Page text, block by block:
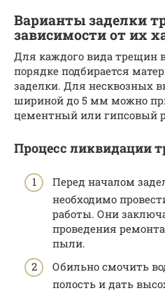
Варианты заделки
зависимости от их
Для каждого вида трещин
порядке подбирается
заделки. Для несквозных
шириной до 5 мм можно
цементный или гипсовый
Процесс ликвидации
Перед началом
необходимо
работы. Они
проведения
пыли.
Обильно смочить
полость и дать